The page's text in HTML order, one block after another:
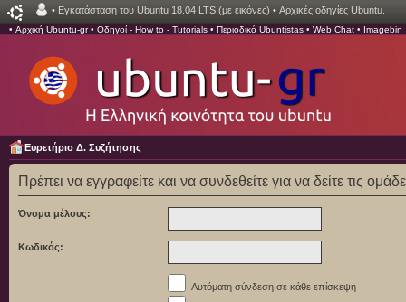
• Εγκατάσταση του Ubuntu 18.04 LTS (με εικόνες) • Αρχικές οδηγίες Ubuntu.
• Αρχική Ubuntu-gr• Οδηγοί - How to - Tutorials • Περιοδικό Ubuntistas • Web Chat • Imagebin
Ευρετήριο Δ. Συζήτησης
Πρέπει να εγγραφείτε και να συνδεθείτε για να δείτε τις
Όνομα μέλους:
Κωδικός:
Αυτόματη σύνδεση σε κάθε επίσκεψη